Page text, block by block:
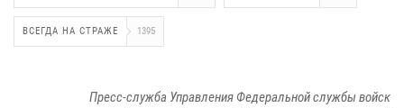
ВСЕГДА НА СТРАЖЕ 1395
Пресс-служба Управления Федеральной службы войск